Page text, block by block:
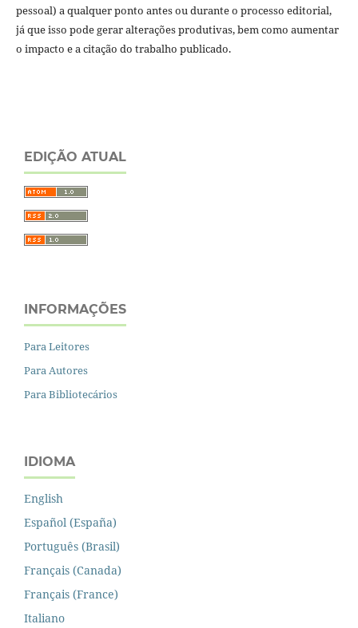
pessoal) a qualquer ponto antes ou durante o processo editorial,
já que isso pode gerar alterações produtivas, bem como aumentar
o impacto e a citação do trabalho publicado.
EDIÇÃO ATUAL
INFORMAÇÕES
Para Leitores
Para Autores
Para Bibliotecários
IDIOMA
English
Español (España)
Português (Brasil)
Français (Canada)
Français (France)
Italiano